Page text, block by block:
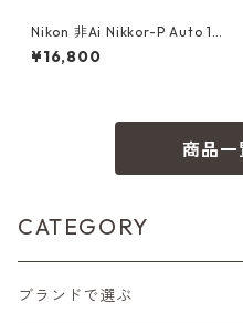
Nikon 非Ai Nikkor-P Auto 10
5mm F2.5 ニコン（60266）
¥16,800
商品一
CATEGORY
ブランドで選ぶ